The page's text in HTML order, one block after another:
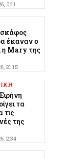
0:11
έκαναν ο
Mary της
21:15
τα
τις
της
2:34